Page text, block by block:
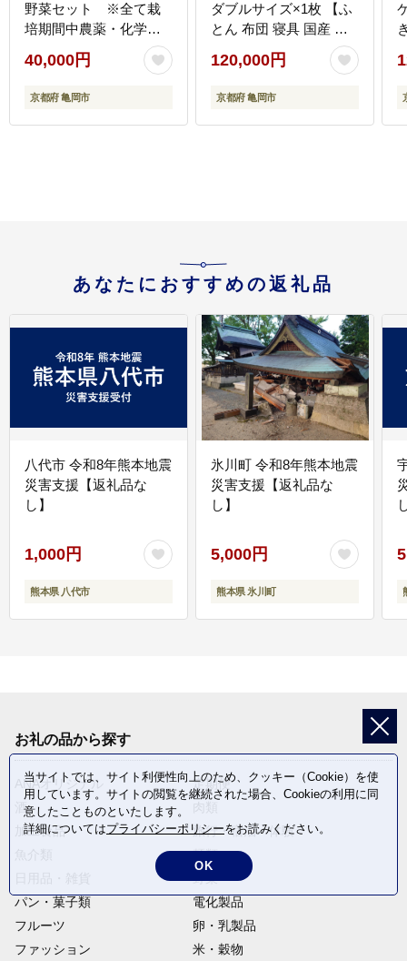
野菜セット ※全て栽
培期間中農薬・化学肥
料不使用 ※北海道・沖
縄・離島への配送不可
40,000円
京都府 亀岡市
ダブルサイズ×1枚 【ふ
とん 布団 寝具 国産 日
本製 羽毛布団 羽毛ふと
ん 羽毛ぶとん うもうぶ
とん うもうふとん 本掛
掛け布団 掛布団】アク
120,000円
京都府 亀岡市
あなたにおすすめの返礼品
八代市 令和8年熊本地震
災害支援【返礼品な
し】
1,000円
熊本県 八代市
氷川町 令和8年熊本地震
災害支援【返礼品な
し】
5,000円
熊本県 氷川町
お礼の品から探す
ANAオリジナル
定期便
酒
加工食品
旅行・宿泊・体験
麺類
野菜
パン・菓子類
電化製品
フルーツ
卵・乳製品
ファッション
米・穀物
当サイトでは、サイト利便性向上のため、クッキー（Cookie）を使
用しています。サイトの閲覧を継続された場合、Cookieの利用に同
意したことものといたします。
詳細についてはプライバシーポリシーをお読みください。
OK